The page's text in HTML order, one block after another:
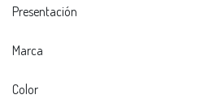
Presentación
Marca
Color